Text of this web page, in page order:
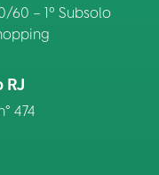
60 – 1º Subsolo
RJ
474